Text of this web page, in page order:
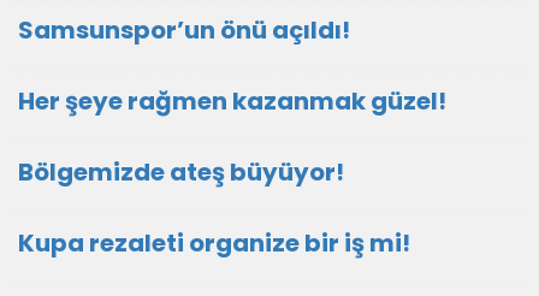
Samsunspor’un önü açıldı!
Her şeye rağmen kazanmak güzel!
Bölgemizde ateş büyüyor!
Kupa rezaleti organize bir iş mi!